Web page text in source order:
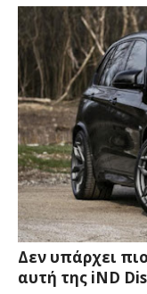
Δεν υπάρχει
αυτή της iND